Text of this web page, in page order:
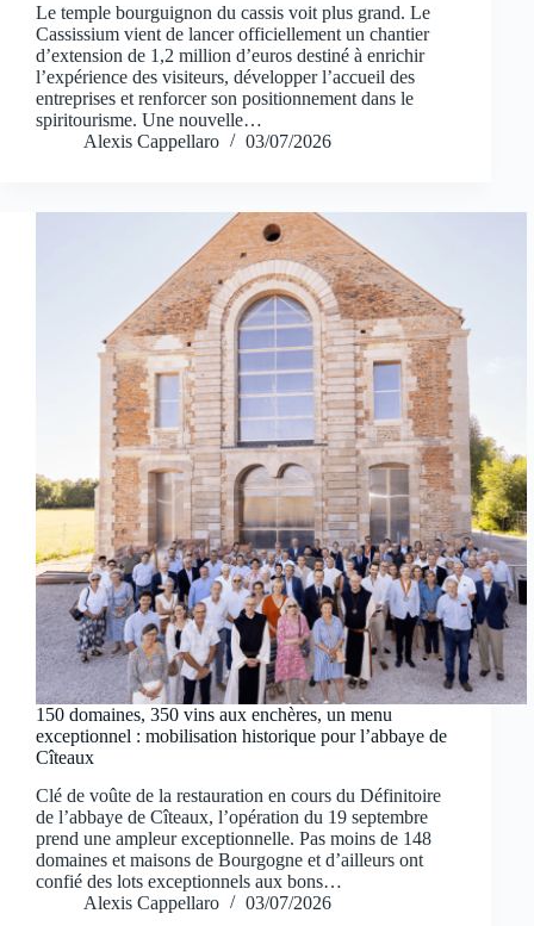
Le temple bourguignon du cassis voit plus grand. Le
Cassissium vient de lancer officiellement un chantier
d’extension de 1,2 million d’euros destiné à enrichir
l’expérience des visiteurs, développer l’accueil des
entreprises et renforcer son positionnement dans le
spiritourisme. Une nouvelle…
Alexis Cappellaro
03/07/2026
150 domaines, 350 vins aux enchères, un menu
exceptionnel : mobilisation historique pour l’abbaye de
Cîteaux
Clé de voûte de la restauration en cours du Définitoire
de l’abbaye de Cîteaux, l’opération du 19 septembre
prend une ampleur exceptionnelle. Pas moins de 148
domaines et maisons de Bourgogne et d’ailleurs ont
confié des lots exceptionnels aux bons…
Alexis Cappellaro
03/07/2026